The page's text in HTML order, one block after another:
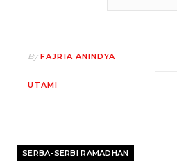
By FAJRIA ANINDYA
UTAMI
SERBA-SERBI RAMADHAN